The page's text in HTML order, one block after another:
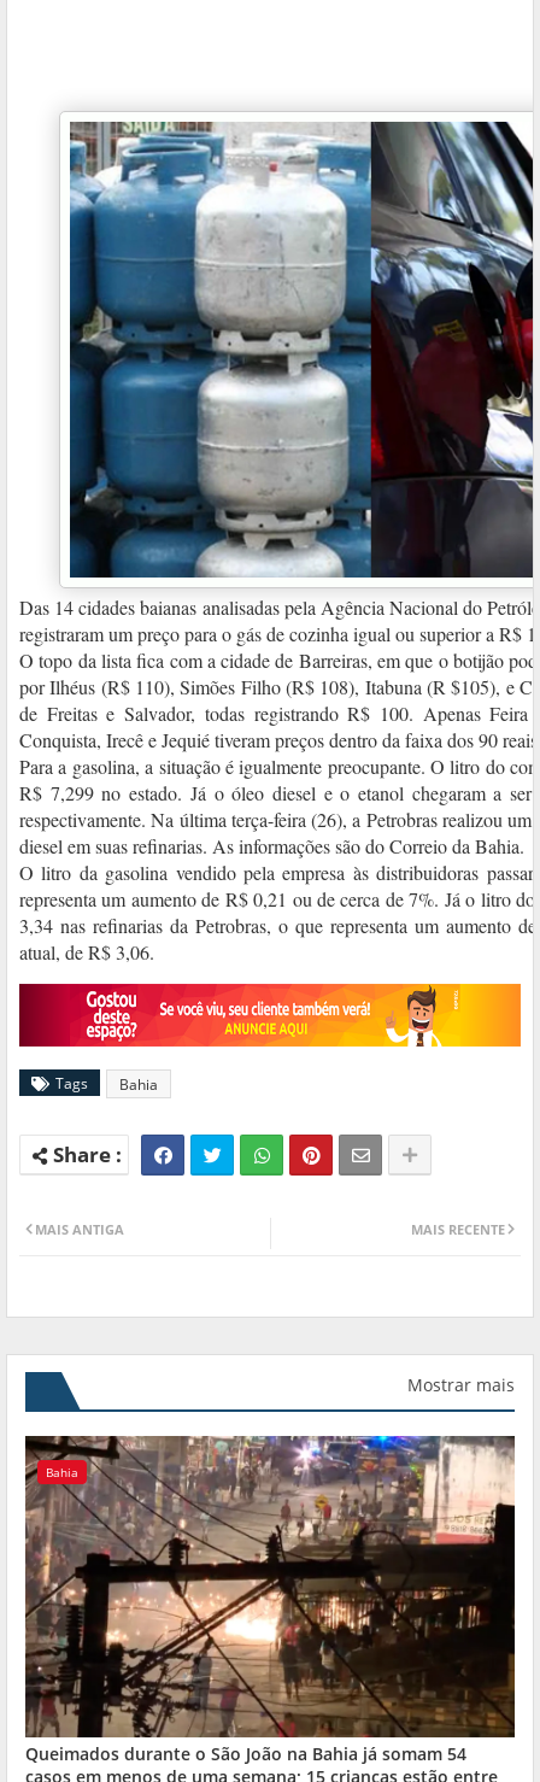
Das 14 cidades baianas analisadas pela Agência Nacional do
registraram um preço para o gás de cozinha igual ou superior a R$
O topo da lista fica com a cidade de Barreiras, em que o botijão
por Ilhéus (R$ 110), Simões Filho (R$ 108), Itabuna (R $105), e
de Freitas e Salvador, todas registrando R$ 100. Apenas
Conquista, Irecê e Jequié tiveram preços dentro da faixa dos 90
Para a gasolina, a situação é igualmente preocupante. O litro do
R$ 7,299 no estado. Já o óleo diesel e o etanol chegaram a
respectivamente. Na última terça-feira (26), a Petrobras realizou um
diesel em suas refinarias. As informações são do Correio da Bahia.
O litro da gasolina vendido pela empresa às distribuidoras
representa um aumento de R$ 0,21 ou de cerca de 7%. Já o litro
3,34 nas refinarias da Petrobras, o que representa um aumento
atual, de R$ 3,06.
Tags Bahia
MAIS RECENTE
MAIS ANTIGA
Mostrar mais
Bahia
Queimados durante o São João na Bahia já somam 54
casos em menos de uma semana; 15 crianças estão entre